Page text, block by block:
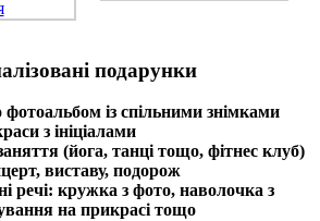
подарунки
із спільними знімками
з ініціалами
(йога, танці тощо, фітнес клуб)
виставу, подорож
речі: кружка з фото, наволочка з
на прикрасі тощо